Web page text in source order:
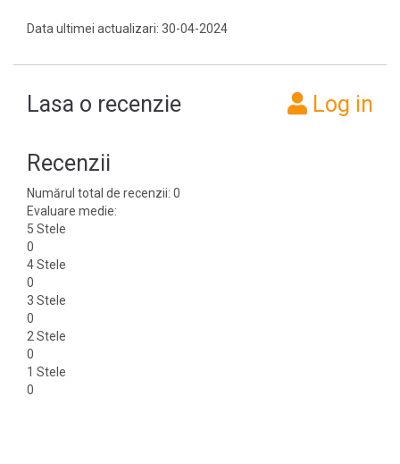
Data ultimei actualizari: 30-04-2024
Lasa o recenzie Log in
Recenzii
Numărul total de recenzii: 0
Evaluare medie:
5 Stele
0
4 Stele
0
3 Stele
0
2 Stele
0
1 Stele
0